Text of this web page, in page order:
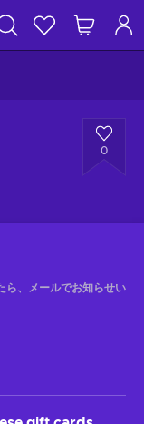
0
ら、メールでお知らせい